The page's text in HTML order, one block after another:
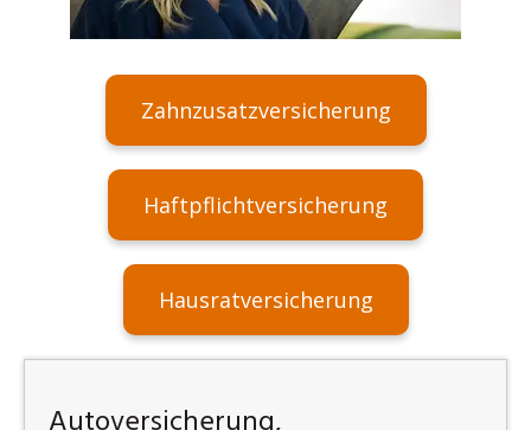
Zahnzusatzversicherung
Haftpflichtversicherung
Hausratversicherung